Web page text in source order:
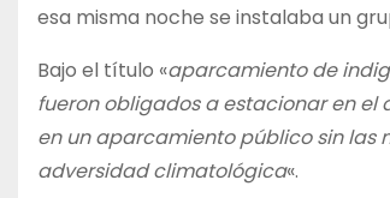
esa misma noche se instalaba un
Bajo el título «aparcamiento de
fueron obligados a estacionar en el
en un aparcamiento público sin las
adversidad climatológica«.